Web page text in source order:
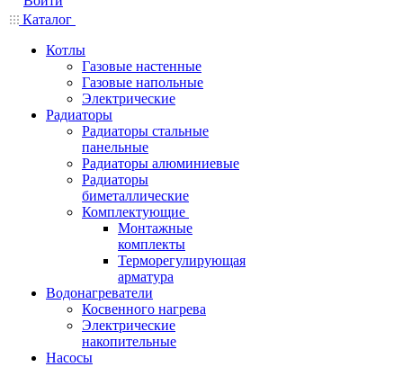
Каталог
Котлы
Газовые настенные
Газовые напольные
Электрические
Радиаторы
Радиаторы стальные
панельные
Радиаторы алюминиевые
Радиаторы
биметаллические
Комплектующие
Монтажные
комплекты
Терморегулирующая
арматура
Водонагреватели
Косвенного нагрева
Электрические
накопительные
Насосы